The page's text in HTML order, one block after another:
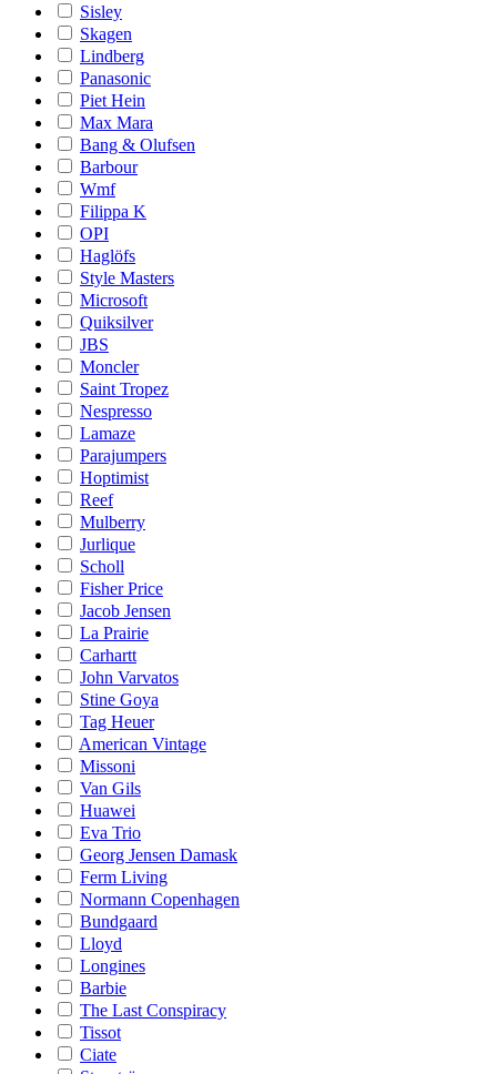
Sisley
Skagen
Lindberg
Panasonic
Piet Hein
Max Mara
Bang & Olufsen
Barbour
Wmf
Filippa K
OPI
Haglöfs
Style Masters
Microsoft
Quiksilver
JBS
Moncler
Saint Tropez
Nespresso
Lamaze
Parajumpers
Hoptimist
Reef
Mulberry
Jurlique
Scholl
Fisher Price
Jacob Jensen
La Prairie
Carhartt
John Varvatos
Stine Goya
Tag Heuer
American Vintage
Missoni
Van Gils
Huawei
Eva Trio
Georg Jensen Damask
Ferm Living
Normann Copenhagen
Bundgaard
Lloyd
Longines
Barbie
The Last Conspiracy
Tissot
Ciate